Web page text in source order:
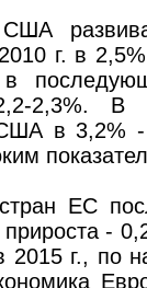
г. в
2,3%. В
в 3,2% -
ЕС
-
г., по